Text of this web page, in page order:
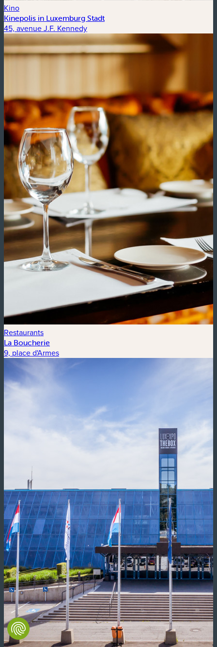
Kino
Kinepolis in Luxemburg Stadt
45, avenue J.F. Kennedy
Restaurants
La Boucherie
9, place d'Armes